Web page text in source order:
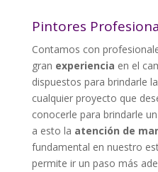
Pintores
Contamos con
gran experiencia en el
dispuestos para brindarle
cualquier proyecto que
conocerle para brindarle
a esto la atención de
fundamental en nuestro
permite ir un paso más